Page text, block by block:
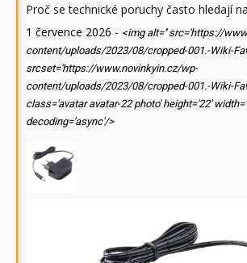
Proč se technické poruchy často hledají
1 července 2026 - <img alt='' src='https://
content/uploads/2023/08/cropped-001.-Wiki-
srcset='https://www.novinkyin.cz/wp-
content/uploads/2023/08/cropped-001.-Wiki-
class='avatar avatar-22 photo' height='22'
decoding='async'/>